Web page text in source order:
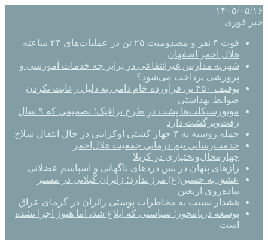
۱۴۰۵/۰۵/۱۶
خبر فوری
فوت ۴ نفر و مصدومیت ۲۵ تن در عملیات‌های ۲۴ ساعته
هلال احمر اصفهان
شهریه مدارس غیرانتفاعی در برابر چه خدمات آموزشی و
پرورشی پرداخت می‌شود؟
توقیف ۴۵۰ تن فرآورده خام دامی به دلیل رعایت نکردن
ضوابط بهداشتی
موتورسیکلت‌ها پشت درِ طرح ترافیک؛ تصمیمی که ۹ سال
رفت‌وبرگشت دارد
حمله روسیه به ۴ چهار کشتی اوکراینی در حال انتقال سلاح
خدمت‌رسانی تیم درمانی جمعیت هلال‌احمر
چهارمحال‌وبختیاری در کربلا
رازهای پنهان در پس دردهای ناگهانی و اسپاسم عضلانی
عشق به حسین(ع) مرز ندارد؛ زائران گیلانی در مسیر
پیاده‌روی اربعین
هشدار نسبت به مخاطرات پوستی زائران در گرمای عراق
توسعه دریامحور؛ سیاستی که ابلاغ شد، اما هنوز اجرا نشده
است